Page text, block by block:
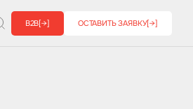
B2B[→] ОСТАВИТЬ ЗАЯВКУ[→]